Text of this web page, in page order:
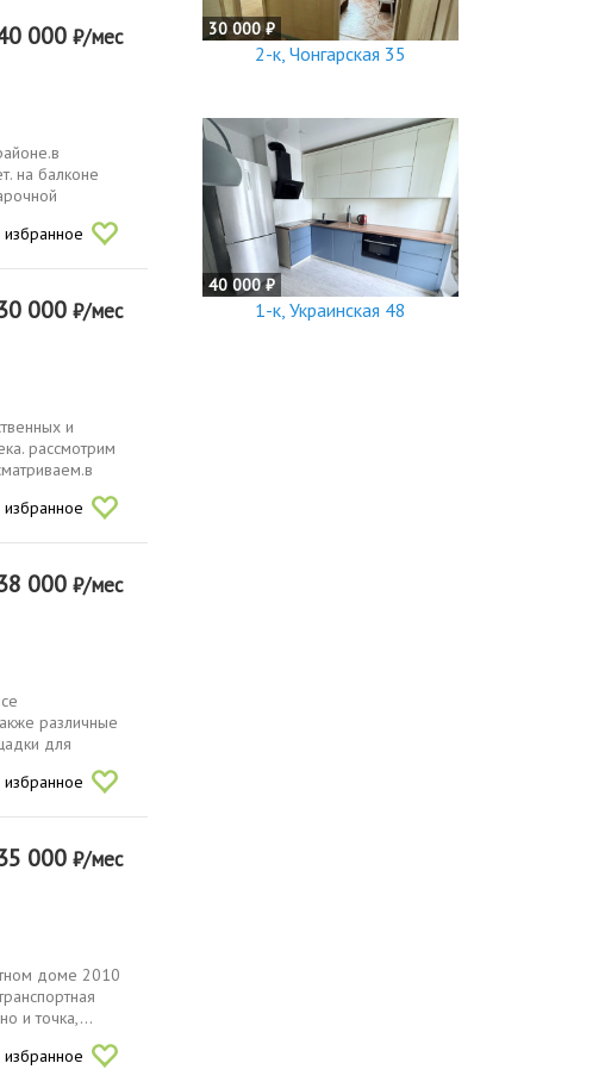
000 ₽/мес
на балконе
избранное
000 ₽/мес
и
рассмотрим
избранное
000 ₽/мес
различные
для
избранное
000 ₽/мес
доме 2010
и точка,...
избранное
30 000 ₽
2-к, Чонгарская 35
40 000 ₽
1-к, Украинская 48